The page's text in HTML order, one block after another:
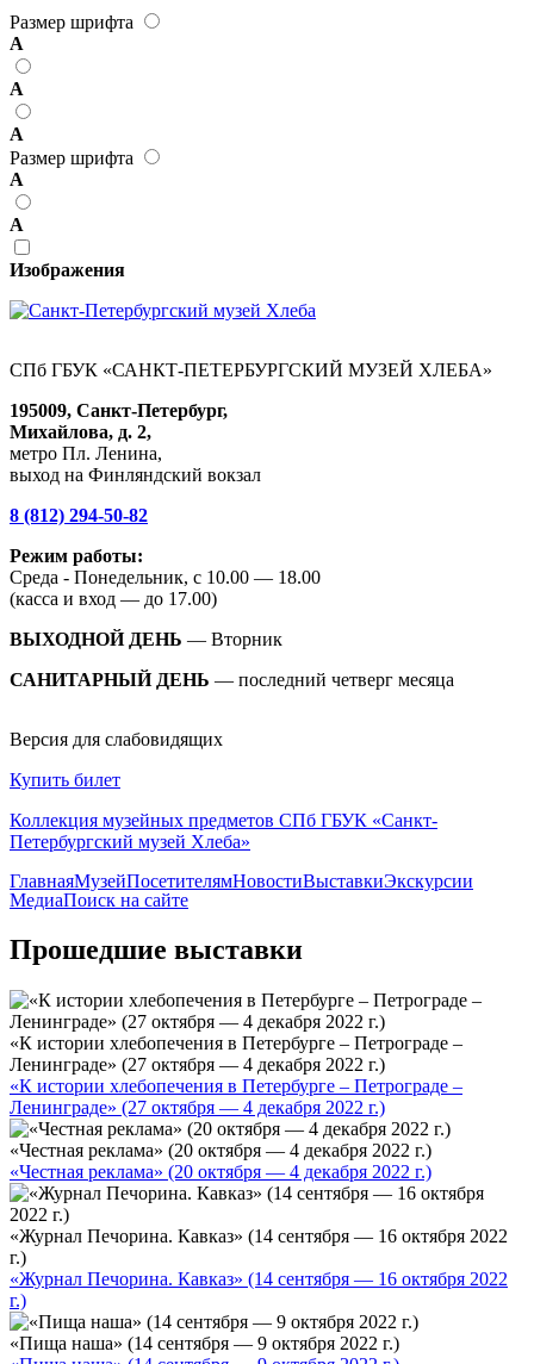
Размер шрифта
А
А
А
Размер шрифта
А
А
Изображения
СПб ГБУК «САНКТ-ПЕТЕРБУРГСКИЙ МУЗЕЙ ХЛЕБА»
195009, Санкт-Петербург,
Михайлова, д. 2,
метро Пл. Ленина,
выход на Финляндский вокзал
8 (812) 294-50-82
Режим работы:
Среда - Понедельник, с 10.00 — 18.00
(касса и вход — до 17.00)
ВЫХОДНОЙ ДЕНЬ — Вторник
САНИТАРНЫЙ ДЕНЬ — последний четверг месяца
Версия для слабовидящих
Купить билет
Коллекция музейных предметов СПб ГБУК «Санкт-
Петербургский музей Хлеба»
ГлавнаяМузейПосетителямНовостиВыставкиЭкскурсии
МедиаПоиск на сайте
Прошедшие выставки
«К истории хлебопечения в Петербурге – Петрограде –
Ленинграде» (27 октября — 4 декабря 2022 г.)
«К истории хлебопечения в Петербурге – Петрограде –
Ленинграде» (27 октября — 4 декабря 2022 г.)
«Честная реклама» (20 октября — 4 декабря 2022 г.)
«Честная реклама» (20 октября — 4 декабря 2022 г.)
«Журнал Печорина. Кавказ» (14 сентября — 16 октября 2022
г.)
«Журнал Печорина. Кавказ» (14 сентября — 16 октября 2022
г.)
«Пища наша» (14 сентября — 9 октября 2022 г.)